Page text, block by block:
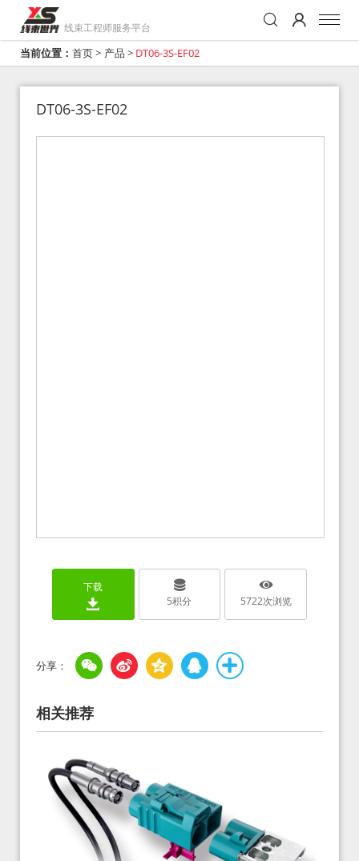
线束工程师服务平台
当前位置： 首页> 产品 > DT06-3S-EF02
DT06-3S-EF02
下载
5积分 5722次浏览
相关推荐